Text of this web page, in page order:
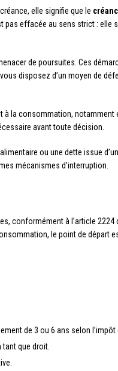
elle signifie que le
pas effacée au sens strict : elle
de poursuites. Ces
disposez d’un moyen de
la consommation, notamment
avant toute décision.
ou une dette issue
mécanismes d’interruption.
conformément à l’article 2224
le point de départ
de 3 ou 6 ans selon l’impôt
que droit.